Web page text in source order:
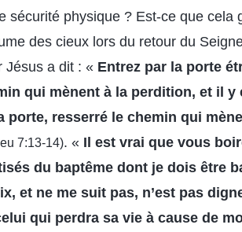
sécurité physique ? Est-ce que cela
des cieux lors du retour du
Jésus a dit : « Entrez par la porte
qui mènent à la perdition, et il
porte, resserré le chemin qui
7:13-14). « Il est vrai que vous
du baptême dont je dois être
et ne me suit pas, n’est pas
qui perdra sa vie à cause de